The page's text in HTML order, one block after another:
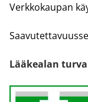
Verkkokaupan
Lääkealan